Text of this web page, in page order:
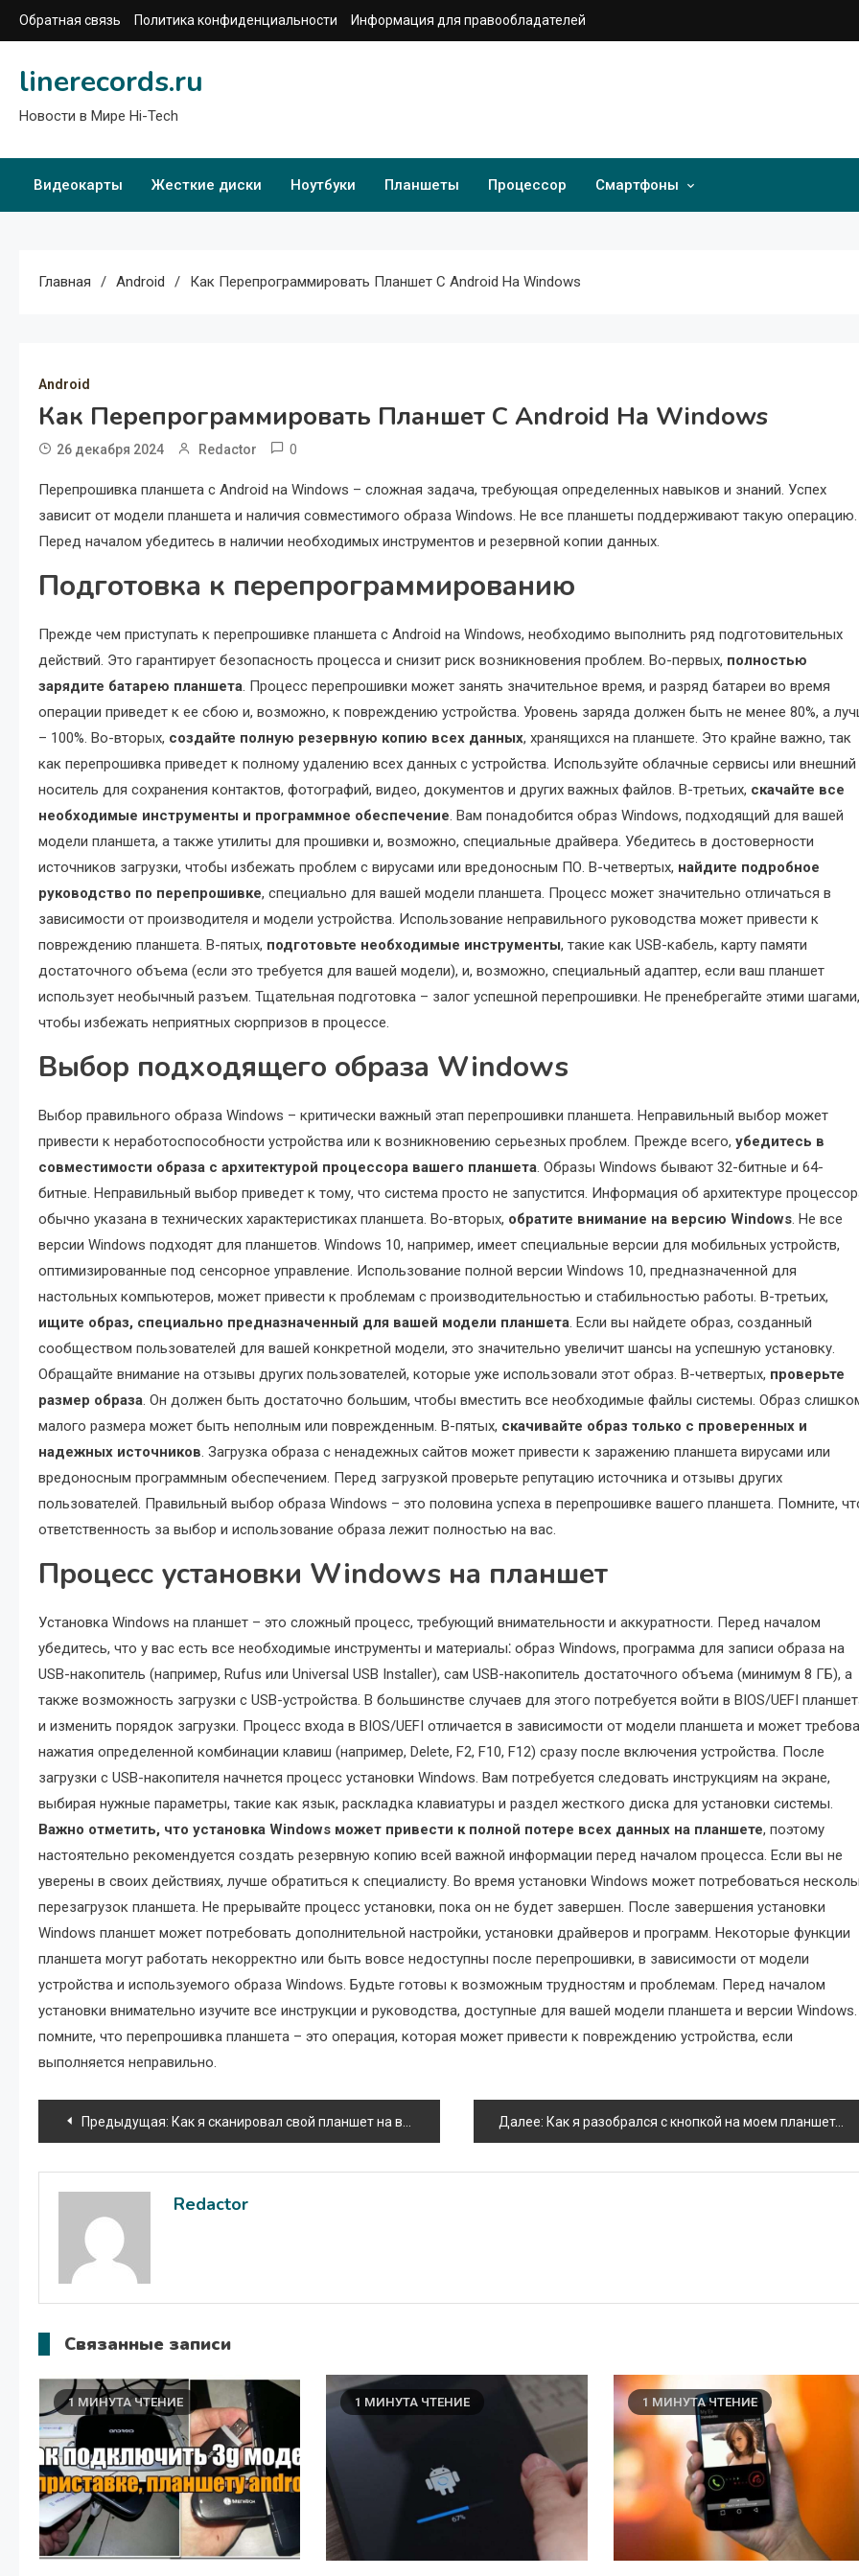
Перейти
к
Обратная связь Политика конфиденциальности Информация для правообладателей
linerecords.ru
Новости в Мире Hi-Tech
Видеокарты Жесткие диски Ноутбуки Планшеты Процессор Смартфоны
Главная Android Как Перепрограммировать Планшет С Android На Windows
Android
Как Перепрограммировать Планшет С Android На Windows
26 декабря 2024 Redactor 0
Перепрошивка планшета с Android на Windows – сложная задача, требующая определенных навыков и знаний. Успех
зависит от модели планшета и наличия совместимого образа Windows. Не все планшеты поддерживают такую операцию.
Перед началом убедитесь в наличии необходимых инструментов и резервной копии данных.
Подготовка к перепрограммированию
Прежде чем приступать к перепрошивке планшета с Android на Windows, необходимо выполнить ряд подготовительных
действий. Это гарантирует безопасность процесса и снизит риск возникновения проблем. Во-первых, полностью
зарядите батарею планшета. Процесс перепрошивки может занять значительное время, и разряд батареи во время
операции приведет к ее сбою и, возможно, к повреждению устройства. Уровень заряда должен быть не менее 80%, а
– 100%. Во-вторых, создайте полную резервную копию всех данных, хранящихся на планшете. Это крайне важно, так
как перепрошивка приведет к полному удалению всех данных с устройства. Используйте облачные сервисы или внешний
носитель для сохранения контактов, фотографий, видео, документов и других важных файлов. В-третьих, скачайте все
необходимые инструменты и программное обеспечение. Вам понадобится образ Windows, подходящий для вашей
модели планшета, а также утилиты для прошивки и, возможно, специальные драйвера. Убедитесь в достоверности
источников загрузки, чтобы избежать проблем с вирусами или вредоносным ПО. В-четвертых, найдите подробное
руководство по перепрошивке, специально для вашей модели планшета. Процесс может значительно отличаться в
зависимости от производителя и модели устройства. Использование неправильного руководства может привести к
повреждению планшета. В-пятых, подготовьте необходимые инструменты, такие как USB-кабель, карту памяти
достаточного объема (если это требуется для вашей модели), и, возможно, специальный адаптер, если ваш планшет
использует необычный разъем. Тщательная подготовка – залог успешной перепрошивки. Не пренебрегайте этими шагами,
чтобы избежать неприятных сюрпризов в процессе.
Выбор подходящего образа Windows
Выбор правильного образа Windows – критически важный этап перепрошивки планшета. Неправильный выбор может
привести к неработоспособности устройства или к возникновению серьезных проблем. Прежде всего, убедитесь в
совместимости образа с архитектурой процессора вашего планшета. Образы Windows бывают 32-битные и 64-
битные. Неправильный выбор приведет к тому, что система просто не запустится. Информация об архитектуре
обычно указана в технических характеристиках планшета. Во-вторых, обратите внимание на версию Windows. Не все
версии Windows подходят для планшетов. Windows 10, например, имеет специальные версии для мобильных устройств,
оптимизированные под сенсорное управление. Использование полной версии Windows 10, предназначенной для
настольных компьютеров, может привести к проблемам с производительностью и стабильностью работы. В-третьих,
ищите образ, специально предназначенный для вашей модели планшета. Если вы найдете образ, созданный
сообществом пользователей для вашей конкретной модели, это значительно увеличит шансы на успешную установку.
Обращайте внимание на отзывы других пользователей, которые уже использовали этот образ. В-четвертых, проверьте
размер образа. Он должен быть достаточно большим, чтобы вместить все необходимые файлы системы. Образ
малого размера может быть неполным или поврежденным. В-пятых, скачивайте образ только с проверенных и
надежных источников. Загрузка образа с ненадежных сайтов может привести к заражению планшета вирусами или
вредоносным программным обеспечением. Перед загрузкой проверьте репутацию источника и отзывы других
пользователей. Правильный выбор образа Windows – это половина успеха в перепрошивке вашего планшета. Помните,
ответственность за выбор и использование образа лежит полностью на вас.
Процесс установки Windows на планшет
Установка Windows на планшет – это сложный процесс, требующий внимательности и аккуратности. Перед началом
убедитесь, что у вас есть все необходимые инструменты и материалы⁚ образ Windows, программа для записи образа на
USB-накопитель (например, Rufus или Universal USB Installer), сам USB-накопитель достаточного объема (минимум 8 ГБ), а
также возможность загрузки с USB-устройства. В большинстве случаев для этого потребуется войти в BIOS/UEFI
и изменить порядок загрузки. Процесс входа в BIOS/UEFI отличается в зависимости от модели планшета и может
нажатия определенной комбинации клавиш (например, Delete, F2, F10, F12) сразу после включения устройства. После
загрузки с USB-накопителя начнется процесс установки Windows. Вам потребуется следовать инструкциям на экране,
выбирая нужные параметры, такие как язык, раскладка клавиатуры и раздел жесткого диска для установки системы.
Важно отметить, что установка Windows может привести к полной потере всех данных на планшете, поэтому
настоятельно рекомендуется создать резервную копию всей важной информации перед началом процесса. Если вы не
уверены в своих действиях, лучше обратиться к специалисту. Во время установки Windows может потребоваться
перезагрузок планшета. Не прерывайте процесс установки, пока он не будет завершен. После завершения установки
Windows планшет может потребовать дополнительной настройки, установки драйверов и программ. Некоторые функции
планшета могут работать некорректно или быть вовсе недоступны после перепрошивки, в зависимости от модели
устройства и используемого образа Windows. Будьте готовы к возможным трудностям и проблемам. Перед началом
установки внимательно изучите все инструкции и руководства, доступные для вашей модели планшета и версии
помните, что перепрошивка планшета – это операция, которая может привести к повреждению устройства, если
выполняется неправильно.
Навигация
по
записям
Предыдущая: Как я сканировал свой планшет на вирусы Android Далее: Как я разобрался с кнопкой на моем планшете
Redactor
Связанные записи
1 МИНУТА ЧТЕНИЕ 1 МИНУТА ЧТЕНИЕ 1 МИНУТА ЧТЕНИЕ